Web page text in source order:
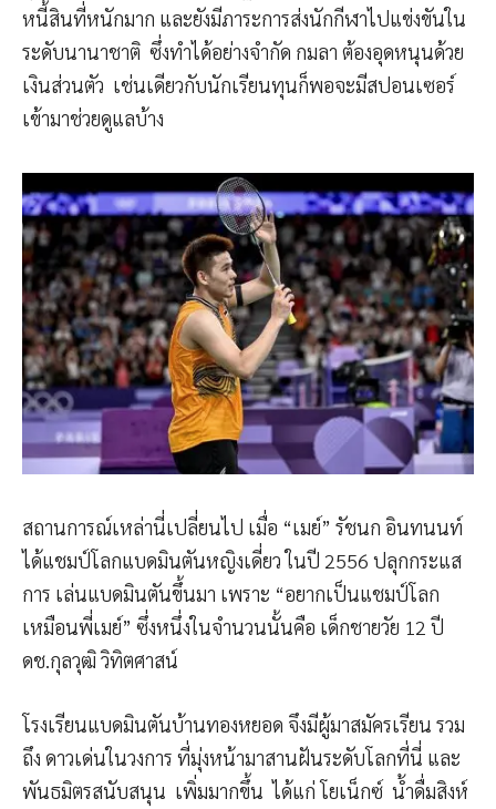
หนี้สินที่หนักมาก และยังมีภาระการส่งนักกีฬาไปแข่งขันใน
ระดับนานาชาติ ซึ่งทำได้อย่างจำกัด กมลา ต้องอุดหนุนด้วย
เงินส่วนตัว เช่นเดียวกับนักเรียนทุนก็พอจะมีสปอนเซอร์
เข้ามาช่วยดูแลบ้าง
สถานการณ์เหล่านี่เปลี่ยนไป เมื่อ “เมย์” รัชนก อินทนนท์
ได้แชมป์โลกแบดมินตันหญิงเดี่ยว ในปี 2556 ปลุกกระแส
การ เล่นแบดมินตันขึ้นมา เพราะ “อยากเป็นแชมป์โลก
เหมือนพี่เมย์” ซึ่งหนึ่งในจำนวนนั้นคือ เด็กชายวัย 12 ปี
ดช.กุลวุฒิ วิทิตศาสน์
โรงเรียนแบดมินตันบ้านทองหยอด จึงมีผู้มาสมัครเรียน รวม
ถึง ดาวเด่นในวงการ ที่มุ่งหน้ามาสานฝันระดับโลกที่นี่ และ
พันธมิตรสนับสนุน เพิ่มมากขึ้น ได้แก่ โยเน็กซ์ น้ำดื่มสิงห์